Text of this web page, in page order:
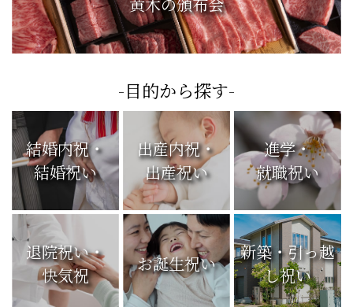
-目的から探す-
結婚内祝・
結婚祝い
出産内祝・
出産祝い
進学・
就職祝い
退院祝い・
快気祝
お誕生祝い
新築・引っ越
し祝い